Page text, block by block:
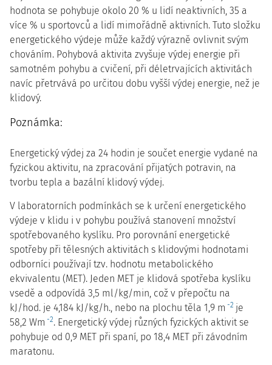
hodnota se pohybuje okolo 20 % u lidí neaktivních, 35 a
více % u sportovců a lidí mimořádně aktivních. Tuto složku
energetického výdeje může každý výrazně ovlivnit svým
chováním. Pohybová aktivita zvyšuje výdej energie při
samotném pohybu a cvičení, při déletrvajících aktivitách
navíc přetrvává po určitou dobu vyšší výdej energie, než je
klidový.
Poznámka:
Energetický výdej za 24 hodin je součet energie vydané na
fyzickou aktivitu, na zpracování přijatých potravin, na
tvorbu tepla a bazální klidový výdej.
V laboratorních podmínkách se k určení energetického
výdeje v klidu i v pohybu používá stanovení množství
spotřebovaného kyslíku. Pro porovnání energetické
spotřeby při tělesných aktivitách s klidovými hodnotami
odborníci používají tzv. hodnotu metabolického
ekvivalentu (MET). Jeden MET je klidová spotřeba kyslíku
vsedě a odpovídá 3,5 ml/kg/min, což v přepočtu na
kJ/hod. je 4,184 kJ/kg/h., nebo na plochu těla 1,9 m -2 je
58,2 Wm -2. Energetický výdej různých fyzických aktivit se
pohybuje od 0,9 MET při spaní, po 18,4 MET při závodním
maratonu.